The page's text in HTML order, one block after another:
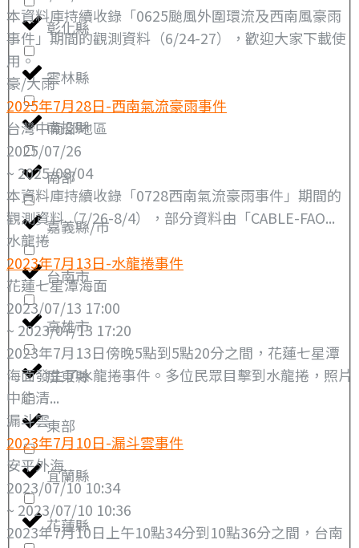
彰化縣
雲林縣
南投縣
南部
嘉義縣/市
台南市
高雄市
屏東縣
東部
宜蘭縣
花蓮縣
本資料庫持續收錄「0625颱風外圍環流及西南風豪雨
事件」期間的觀測資料（6/24-27），歡迎大家下載使
用。
豪/大雨
2025年7月28日-西南氣流豪雨事件
台灣中南部地區
2025/07/26
~ 2025/08/04
本資料庫持續收錄「0728西南氣流豪雨事件」期間的
觀測資料（7/26-8/4），部分資料由「CABLE-FAO...
水龍捲
2023年7月13日-水龍捲事件
花蓮七星潭海面
2023/07/13 17:00
~ 2023/07/13 17:20
2023年7月13日傍晚5點到5點20分之間，花蓮七星潭
海面發生了水龍捲事件。多位民眾目擊到水龍捲，照片
中能清...
漏斗雲
2023年7月10日-漏斗雲事件
安平外海
2023/07/10 10:34
~ 2023/07/10 10:36
2023年7月10日上午10點34分到10點36分之間，台南